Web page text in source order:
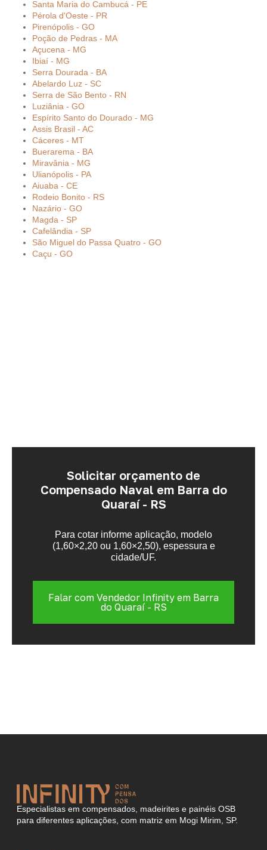
Santa Maria do Cambucá - PE
Pérola d'Oeste - PR
Pirenópolis - GO
Poção de Pedras - MA
Açucena - MG
Ibiaí - MG
Serra Dourada - BA
Abelardo Luz - SC
Serra de São Bento - RN
Luziânia - GO
Espírito Santo do Dourado - MG
Assis Brasil - AC
Cáceres - MT
Buerarema - BA
Miravânia - MG
Ulianópolis - PA
Aiuaba - CE
Rodeio Bonito - RS
Nazário - GO
Magda - SP
Cafelândia - SP
São Miguel do Passa Quatro - GO
Caçu - GO
Solicitar orçamento de
Compensado Naval em Barra do
Quaraí - RS
Para cotar informe aplicação, modelo
(1,60×2,20 ou 1,60×2,50), espessura e
cidade/UF.
Falar com Vendedor Infinity em Barra
do Quaraí - RS
Especialistas em compensados, madeirites e painéis OSB
para diferentes aplicações, com matriz em Mogi Mirim, SP.